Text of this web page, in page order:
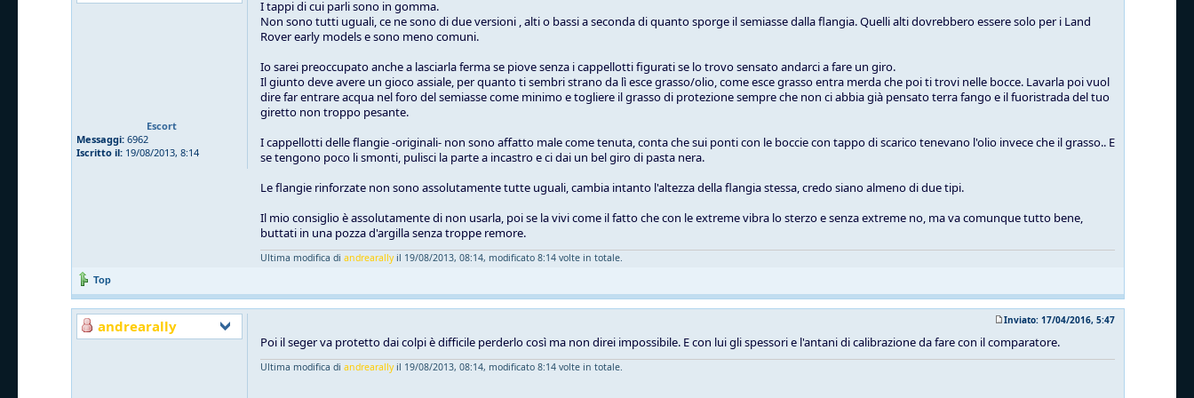
Escort
Messaggi: 6962
Iscritto il: 19/08/2013, 8:14
I tappi di cui parli sono in gomma.
Non sono tutti uguali, ce ne sono di due versioni , alti o bassi a seconda di quanto sporge il semiasse dalla flangia. Quelli alti dovrebbero essere solo per i Land
Rover early models e sono meno comuni.
Io sarei preoccupato anche a lasciarla ferma se piove senza i cappellotti figurati se lo trovo sensato andarci a fare un giro.
Il giunto deve avere un gioco assiale, per quanto ti sembri strano da lì esce grasso/olio, come esce grasso entra merda che poi ti trovi nelle bocce. Lavarla poi vuol
dire far entrare acqua nel foro del semiasse come minimo e togliere il grasso di protezione sempre che non ci abbia già pensato terra fango e il fuoristrada del tuo
giretto non troppo pesante.
I cappellotti delle flangie -originali- non sono affatto male come tenuta, conta che sui ponti con le boccie con tappo di scarico tenevano l'olio invece che il grasso.. E
se tengono poco li smonti, pulisci la parte a incastro e ci dai un bel giro di pasta nera.
Le flangie rinforzate non sono assolutamente tutte uguali, cambia intanto l'altezza della flangia stessa, credo siano almeno di due tipi.
Il mio consiglio è assolutamente di non usarla, poi se la vivi come il fatto che con le extreme vibra lo sterzo e senza extreme no, ma va comunque tutto bene,
buttati in una pozza d'argilla senza troppe remore.
Ultima modifica di andrearallyil 19/08/2013, 08:14, modificato 8:14 volte in totale.
Top
andrearally Inviato: 17/04/2016, 5:47
Poi il seger va protetto dai colpi è difficile perderlo così ma non direi impossibile. E con lui gli spessori e l'antani di calibrazione da fare con il comparatore.
Ultima modifica di andrearallyil 19/08/2013, 08:14, modificato 8:14 volte in totale.